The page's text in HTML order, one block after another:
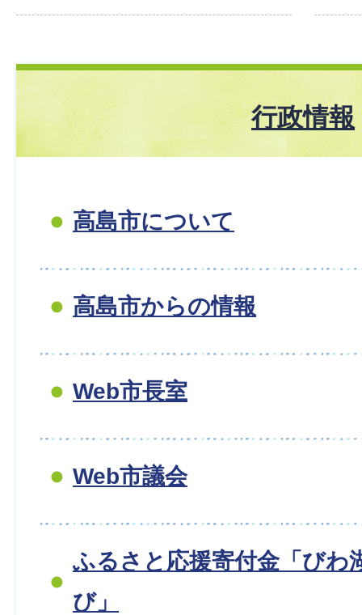
行政情報
高島市について
高島市からの情報
Web市長室
Web市議会
ふるさと応援寄付金「びわ
び」